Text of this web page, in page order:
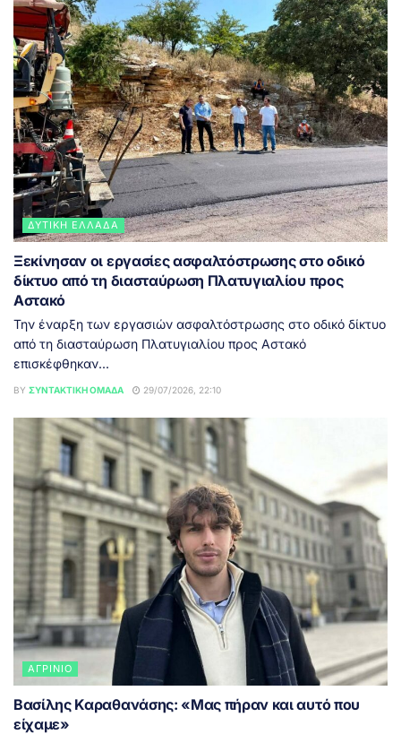
ΔΥΤΙΚΉ ΕΛΛΆΔΑ
Ξεκίνησαν οι εργασίες ασφαλτόστρωσης στο οδικό
δίκτυο από τη διασταύρωση Πλατυγιαλίου προς
Αστακό
Την έναρξη των εργασιών ασφαλτόστρωσης στο οδικό δίκτυο
από τη διασταύρωση Πλατυγιαλίου προς Αστακό
επισκέφθηκαν...
BY ΣΥΝΤΑΚΤΙΚΉ ΟΜΆΔΑ 29/07/2026, 22:10
ΑΓΡΊΝΙΟ
Βασίλης Καραθανάσης: «Μας πήραν και αυτό που
είχαμε»